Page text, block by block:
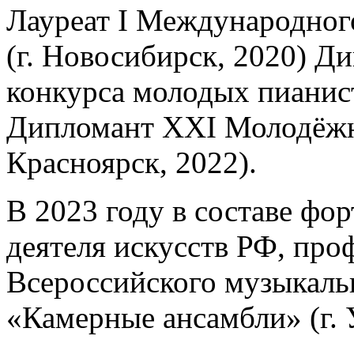
Лауреат I
(г. Новосибирск, 2020)
конкурса молодых
Дипломант XXI
Красноярск, 2022).
В 2023 году в составе
деятеля искусств РФ,
Всероссийского
«Камерные ансамбли»